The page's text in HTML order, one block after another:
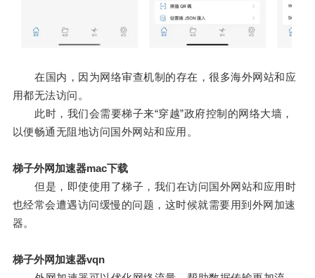
在国内，因为网络审查机制的存在，很多海外网站和应
用都无法访问。
此时，我们会需要梯子来“穿越”政府控制的网络大墙，
以便畅通无阻地访问国外网站和应用。
梯子外网加速器mac下载
但是，即使使用了梯子，我们在访问国外网站和应用时
也经常会遭遇访问缓慢的问题，这时候就需要用到外网加速
器。
梯子外网加速器vqn